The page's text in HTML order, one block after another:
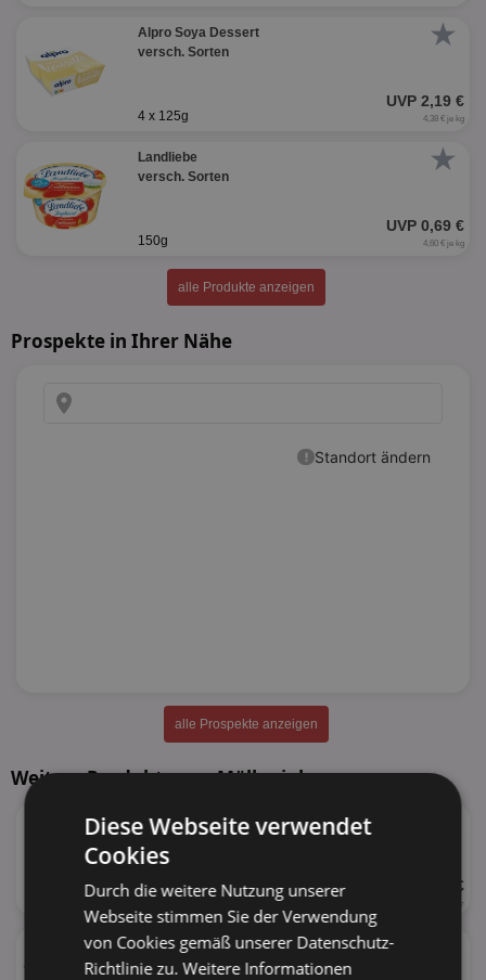
★
Alpro Soya Dessert
versch. Sorten
UVP 2,19 €
4 x 125g 4,38 € je kg
★
Landliebe
versch. Sorten
UVP 0,69 €
150g 4,60 € je kg
alle Produkte anzeigen
Prospekte in Ihrer Nähe
alle Prospekte anzeigen
Weitere Produkte von Müller inkoop
Müller Müllermilch
versch. Sorten
UVP 1,49 €
400ml 3,73 € je Liter
Müller Milchreis
versch. Sorten
Diese Webseite verwendet
Cookies
Durch die weitere Nutzung unserer
Webseite stimmen Sie der Verwendung
von Cookies gemäß unserer Datenschutz-
Richtlinie zu.Weitere Informationen